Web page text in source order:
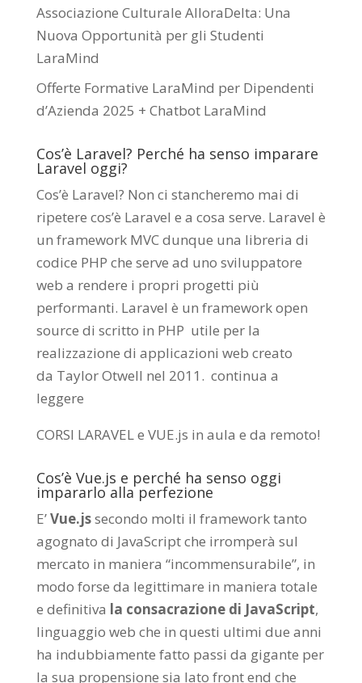
Associazione Culturale AlloraDelta: Una
Nuova Opportunità per gli Studenti
LaraMind
Offerte Formative LaraMind per Dipendenti
d’Azienda 2025 + Chatbot LaraMind
Cos’è Laravel? Perché ha senso imparare
Laravel oggi?
Cos’è Laravel? Non ci stancheremo mai di
ripetere cos’è Laravel e a cosa serve. Laravel è
un framework MVC dunque una libreria di
codice PHP che serve ad uno sviluppatore
web a rendere i propri progetti più
performanti. Laravel è un framework open
source di scritto in PHP utile per la
realizzazione di applicazioni web creato
da Taylor Otwell nel 2011. continua a
leggere
CORSI LARAVEL e VUE.js in aula e da remoto!
Cos’è Vue.js e perché ha senso oggi
impararlo alla perfezione
E’Vue.jssecondo molti il framework tanto
agognato di JavaScript che irromperà sul
mercato in maniera “incommensurabile”, in
modo forse da legittimare in maniera totale
e definitiva la consacrazione di JavaScript,
linguaggio web che in questi ultimi due anni
ha indubbiamente fatto passi da gigante per
la sua propensione sia lato front end che